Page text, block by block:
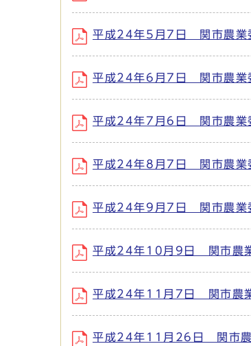
平成24年5月7日 関市農
平成24年6月7日 関市農
平成24年7月6日 関市農
平成24年8月7日 関市農
平成24年9月7日 関市農
平成24年10月9日 関市農
平成24年11月7日 関市農
平成24年11月26日 関市